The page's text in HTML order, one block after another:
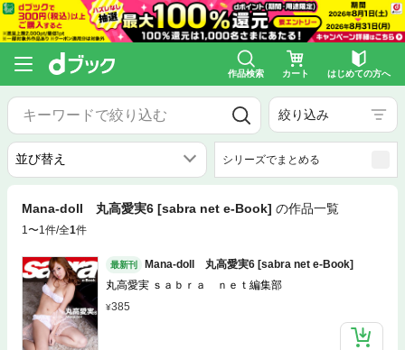
作品検索 カート はじめての方へ
絞り込み
シリーズでまとめる
Mana-doll 丸高愛実6 [sabra net e-Book] の作品一覧
1〜1件/全1件
最新刊
Mana-doll 丸高愛実6 [sabra net e-Book]
丸高愛実 ｓａｂｒａ ｎｅｔ編集部
385